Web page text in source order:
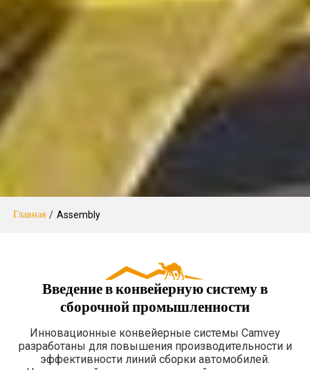
Главная / Assembly
Введение в конвейерную систему в
сборочной промышленности
Инновационные конвейерные системы Camvey
разработаны для повышения производительности и
эффективности линий сборки автомобилей.